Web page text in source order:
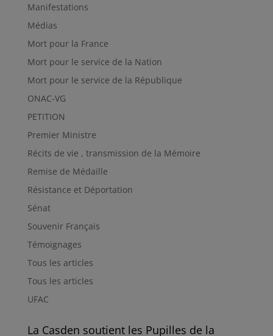
Manifestations
Médias
Mort pour la France
Mort pour le service de la Nation
Mort pour le service de la République
ONAC-VG
PETITION
Premier Ministre
Récits de vie , transmission de la Mémoire
Remise de Médaille
Résistance et Déportation
Sénat
Souvenir Français
Témoignages
Tous les articles
Tous les articles
UFAC
La Casden soutient les Pupilles de la